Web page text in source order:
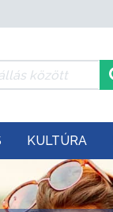
KULTÚRA